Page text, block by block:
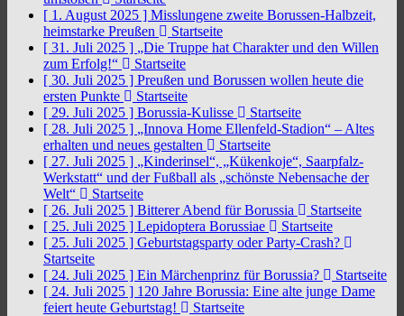
[ 1. August 2025 ] Misslungene zweite Borussen-Halbzeit,
heimstarke Preußen
Startseite
[ 31. Juli 2025 ] „Die Truppe hat Charakter und den Willen
zum Erfolg!“
Startseite
[ 30. Juli 2025 ] Preußen und Borussen wollen heute die
ersten Punkte
Startseite
[ 29. Juli 2025 ] Borussia-Kulisse
Startseite
[ 28. Juli 2025 ] „Innova Home Ellenfeld-Stadion“ – Altes
erhalten und neues gestalten
Startseite
[ 27. Juli 2025 ] „Kinderinsel“, „Kükenkoje“, Saarpfalz-
Werkstatt“ und der Fußball als „schönste Nebensache der
Welt“
Startseite
[ 26. Juli 2025 ] Bitterer Abend für Borussia
Startseite
[ 25. Juli 2025 ] Lepidoptera Borussiae
Startseite
[ 25. Juli 2025 ] Geburtstagsparty oder Party-Crash?
Startseite
[ 24. Juli 2025 ] Ein Märchenprinz für Borussia?
Startseite
[ 24. Juli 2025 ] 120 Jahre Borussia: Eine alte junge Dame
feiert heute Geburtstag!
Startseite